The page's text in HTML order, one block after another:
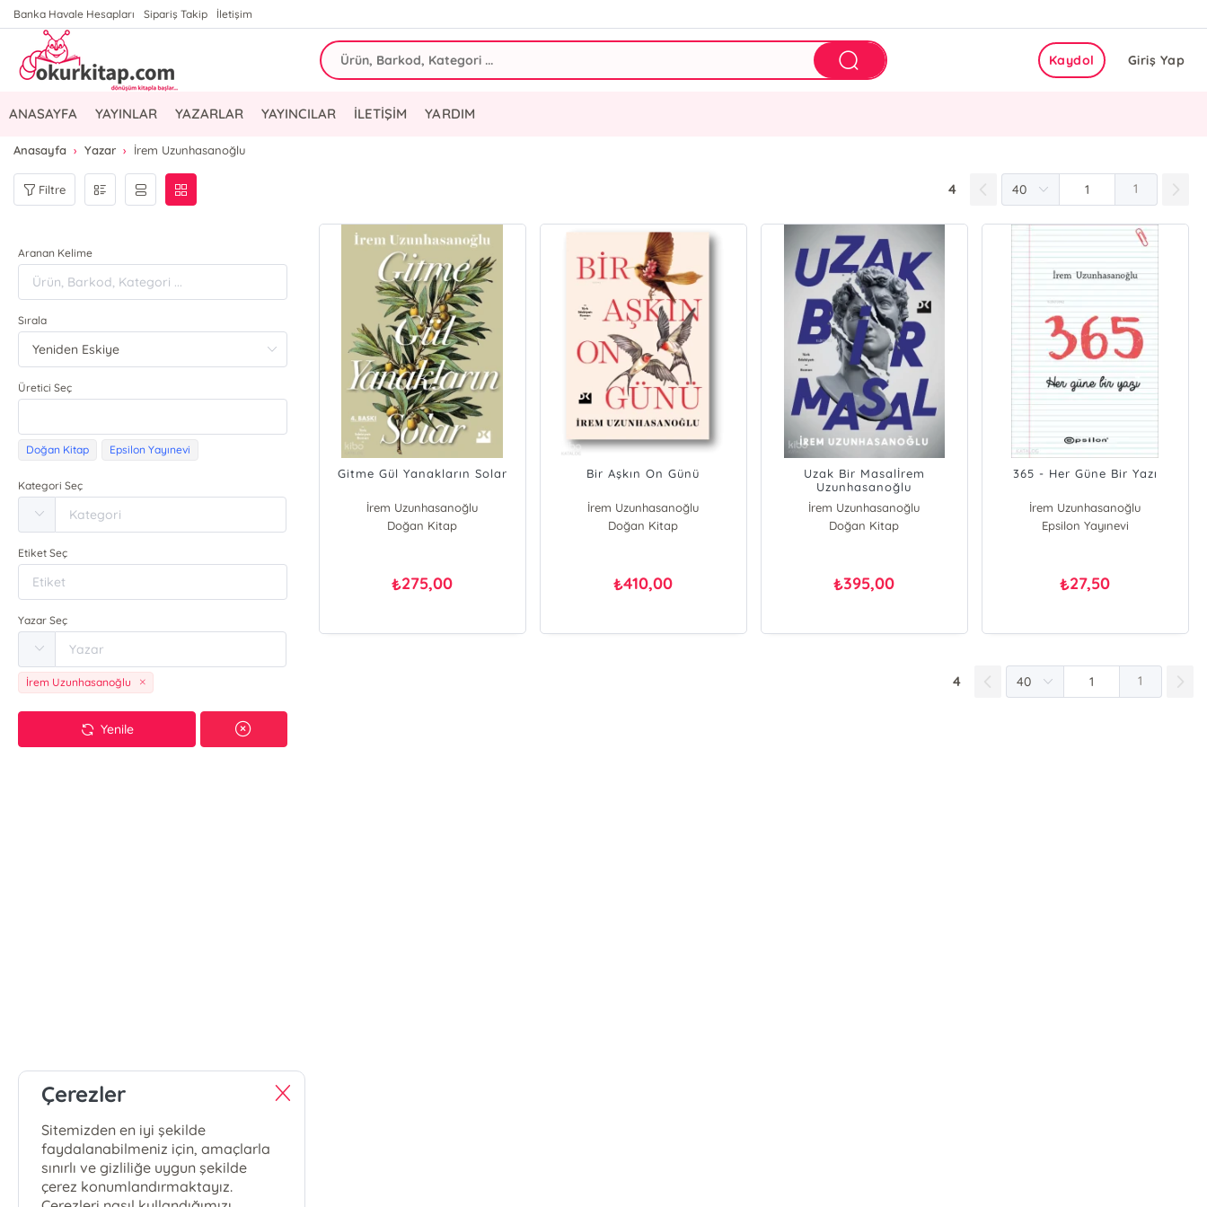
Banka Havale Hesapları Sipariş Takip İletişim
Giriş Yap
Kaydol
ANASAYFA YAYINLAR YAZARLAR YAYINCILAR İLETİŞİM YARDIM
Anasayfa Yazar İrem Uzunhasanoğlu
Filtre 4 1
Aranan Kelime
Sırala
Üretici Seç
Doğan Kitap Epsilon Yayınevi
Kategori Seç
Etiket Seç
Yazar Seç
İrem Uzunhasanoğlu
Yenile
Gitme Gül Yanakların Solar
İrem Uzunhasanoğlu
Doğan Kitap
₺275,00
Bir Aşkın On Günü
İrem Uzunhasanoğlu
Doğan Kitap
₺410,00
Uzak Bir Masalİrem
Uzunhasanoğlu
İrem Uzunhasanoğlu
Doğan Kitap
₺395,00
365 - Her Güne Bir Yazı
İrem Uzunhasanoğlu
Epsilon Yayınevi
₺27,50
4 1
Çerezler
Sitemizden en iyi şekilde
faydalanabilmeniz için, amaçlarla
sınırlı ve gizliliğe uygun şekilde
çerez konumlandırmaktayız.